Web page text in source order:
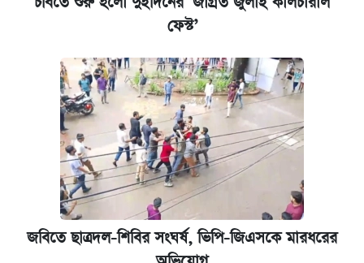
ফেস্ট’
জবিতে ছাত্রদল-শিবির সংঘর্ষ, ভিপি-জিএসকে মারধরের